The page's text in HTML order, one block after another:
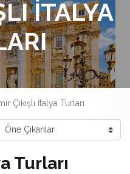
İTALYA
Çıkışlı İtalya Turları
Turları